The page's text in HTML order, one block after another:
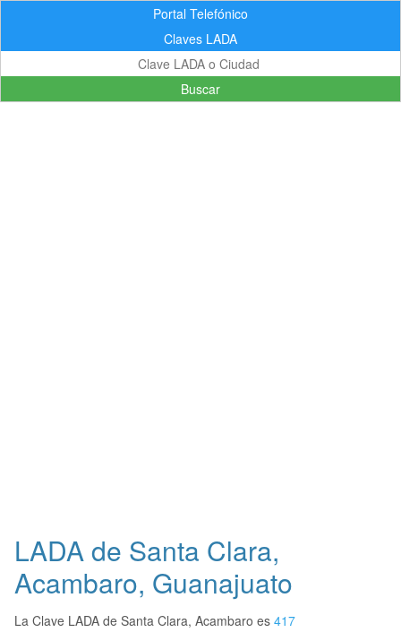
Portal Telefónico
Claves LADA
Buscar
LADA de Santa Clara,
Acambaro, Guanajuato
La Clave LADA de Santa Clara, Acambaro es 417